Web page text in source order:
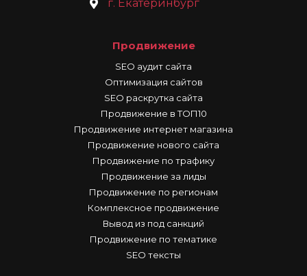
г. Екатеринбург
Продвижение
SEO аудит сайта
Оптимизация сайтов
SEO раскрутка сайта
Продвижение в ТОП10
Продвижение интернет магазина
Продвижение нового сайта
Продвижение по трафику
Продвижение за лиды
Продвижение по регионам
Комплексное продвижение
Вывод из под санкций
Продвижение по тематике
SEO тексты